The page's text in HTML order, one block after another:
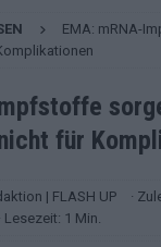
EMA: mRNA-
für
| FLASH UP
·
· Lesezeit: 1 Min.